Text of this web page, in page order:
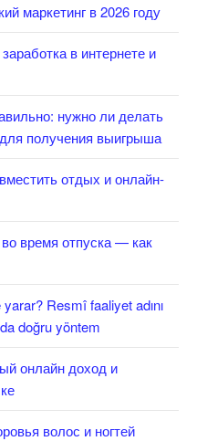
маркетинг в 2026 году
в интернете и
нужно ли делать
получения выигрыша
отдых и онлайн-
время отпуска — как
Resmî faaliyet adını
doğru yöntem
онлайн доход и
волос и ногтей